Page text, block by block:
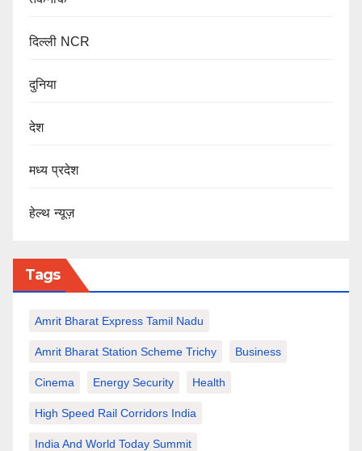
दिल्ली NCR
दुनिया
देश
मध्य प्रदेश
हेल्थ न्यूज़
Tags
Amrit Bharat Express Tamil Nadu
Amrit Bharat Station Scheme Trichy Business
Cinema Energy Security Health
High Speed Rail Corridors India
India And World Today Summit